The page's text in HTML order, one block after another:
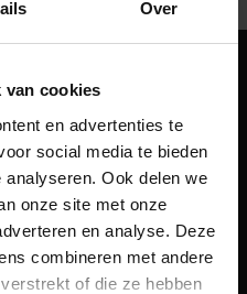
Over
van cookies
en advertenties te
social media te bieden
Ook delen we
onze site met onze
en analyse. Deze
combineren met andere
of die ze hebben
makelaarskantoor met
en diepgaande kennis
en omstreken.